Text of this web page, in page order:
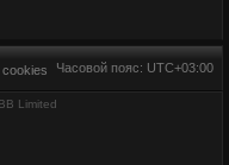
Часовой пояс: UTC+03:00
cookies
Limited